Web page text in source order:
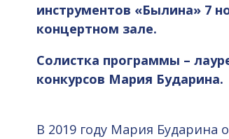
инструментов «Былина» 7
концертном зале.
Солистка программы –
конкурсов Мария Бударина.
В 2019 году Мария